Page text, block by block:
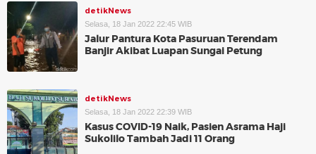
detikNews
Selasa, 18 Jan 2022 22:45 WIB
Jalur Pantura Kota Pasuruan Terendam
Banjir Akibat Luapan Sungai Petung
detikNews
Selasa, 18 Jan 2022 22:39 WIB
Kasus COVID-19 Naik, Pasien Asrama Haji
Sukolilo Tambah Jadi 11 Orang